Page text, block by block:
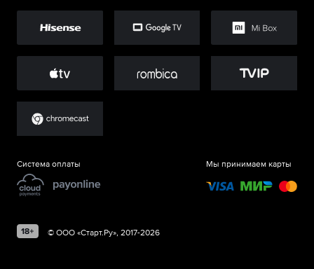
Система оплаты Мы принимаем карты
© ООО «Старт.Ру», 2017-2026